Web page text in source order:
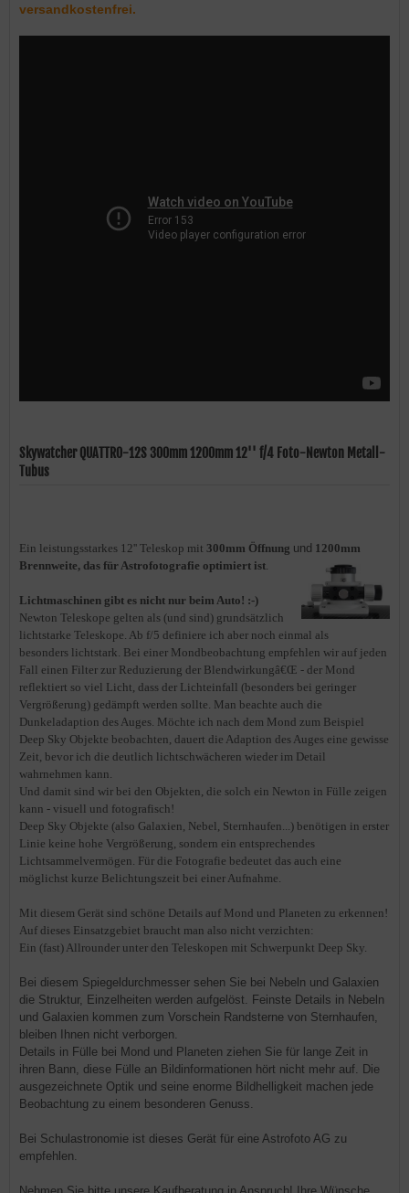
versandkostenfrei.
Skywatcher QUATTRO-12S 300mm 1200mm 12'' f/4 Foto-Newton Metall-
Tubus
Ein leistungsstarkes 12'' Teleskop mit 300mm Öffnung und 1200mm
Brennweite, das für Astrofotografie optimiert ist
Lichtmaschinen gibt es nicht nur beim Auto! :-)
Newton Teleskope gelten als (und sind) grundsätzlich
lichtstarke Teleskope. Ab f/5 definiere ich aber noch einmal als
besonders lichtstark. Bei einer Mondbeobachtung empfehlen wir auf jeden
Fall einen Filter zur Reduzierung der Blendwirkungâ€Œ - der Mond
reflektiert so viel Licht, dass der Lichteinfall (besonders bei geringer
Vergrößerung) gedämpft werden sollte. Man beachte auch die
Dunkeladaption des Auges. Möchte ich nach dem Mond zum Beispiel
Deep Sky Objekte beobachten, dauert die Adaption des Auges eine gewisse
Zeit, bevor ich die deutlich lichtschwächeren wieder im Detail
wahrnehmen kann.
Und damit sind wir bei den Objekten, die solch ein Newton in Fülle zeigen
kann - visuell und fotografisch!
Deep Sky Objekte (also Galaxien, Nebel, Sternhaufen...) benötigen in erster
Linie keine hohe Vergrößerung, sondern ein entsprechendes
Lichtsammelvermögen. Für die Fotografie bedeutet das auch eine
möglichst kurze Belichtungszeit bei einer Aufnahme.
Mit diesem Gerät sind schöne Details auf Mond und Planeten zu erkennen!
Auf dieses Einsatzgebiet braucht man also nicht verzichten:
Ein (fast) Allrounder unter den Teleskopen mit Schwerpunkt Deep Sky.
Bei diesem Spiegeldurchmesser sehen Sie bei Nebeln und Galaxien
die Struktur, Einzelheiten werden aufgelöst. Feinste Details in Nebeln
und Galaxien kommen zum Vorschein Randsterne von Sternhaufen,
bleiben Ihnen nicht verborgen.
Details in Fülle bei Mond und Planeten ziehen Sie für lange Zeit in
ihren Bann, diese Fülle an Bildinformationen hört nicht mehr auf. Die
ausgezeichnete Optik und seine enorme Bildhelligkeit machen jede
Beobachtung zu einem besonderen Genuss.
Bei Schulastronomie ist dieses Gerät für eine Astrofoto AG zu
empfehlen.
Nehmen Sie bitte unsere Kaufberatung in Anspruch! Ihre Wünsche